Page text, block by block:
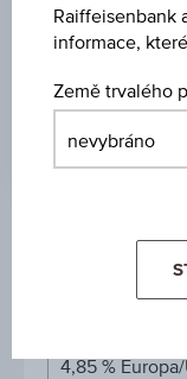
4,85 %
4,27 %
Klíčové údaje
4,85 %
Raiffeisenbank
informace,
Země trvalého